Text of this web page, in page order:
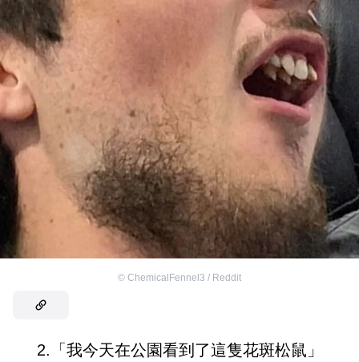
© ChemicalFennel3 / Reddit
2.「我今天在公園看到了這隻花斑松鼠」